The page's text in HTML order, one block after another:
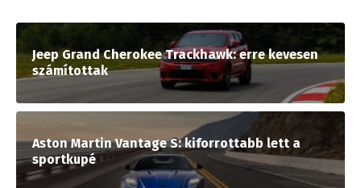
Jeep Grand Cherokee Trackhawk: erre kevesen
számítottak
Aston Martin Vantage S: kiforrottabb lett a
sportkupé